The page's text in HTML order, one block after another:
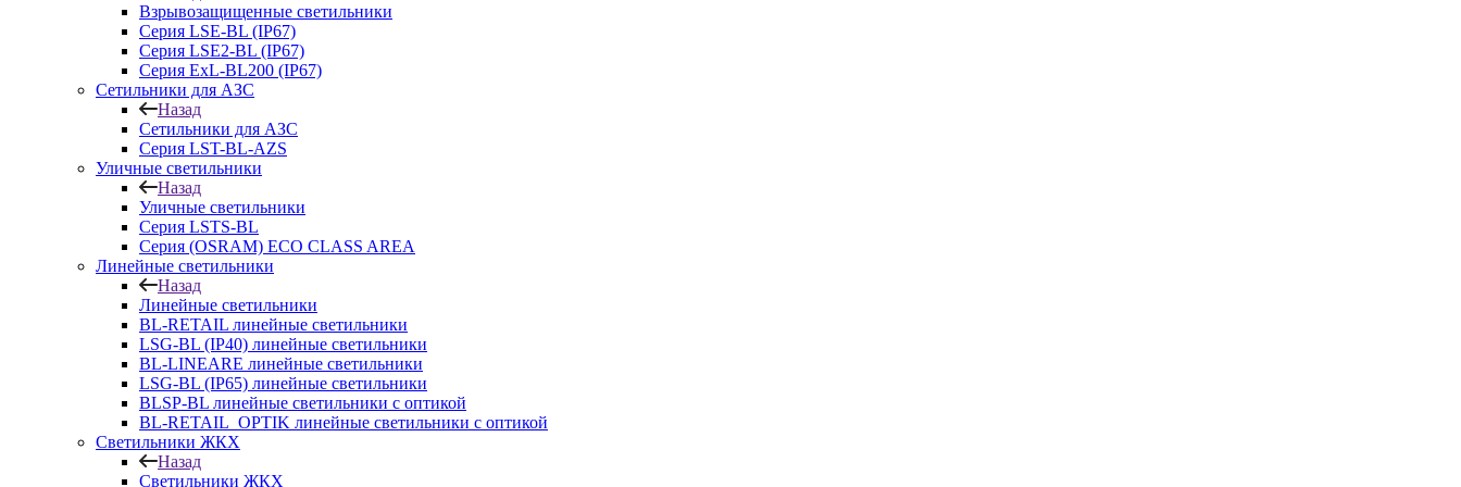
Взрывозащищенные светильники
Серия LSE-BL (IP67)
Серия LSE2-BL (IP67)
Серия ExL-BL200 (IP67)
Сетильники для АЗС
Назад
Сетильники для АЗС
Серия LST-BL-AZS
Уличные светильники
Назад
Уличные светильники
Серия LSTS-BL
Серия (ОSRAM) ECO CLASS AREA
Линейные светильники
Назад
Линейные светильники
BL-RETAIL линейные светильники
LSG-BL (IP40) линейные светильники
BL-LINEARE линейные светильники
LSG-BL (IP65) линейные светильники
BLSP-BL линейные светильники с оптикой
BL-RETAIL_OPTIK линейные светильники с оптикой
Светильники ЖКХ
Назад
Светильники ЖКХ